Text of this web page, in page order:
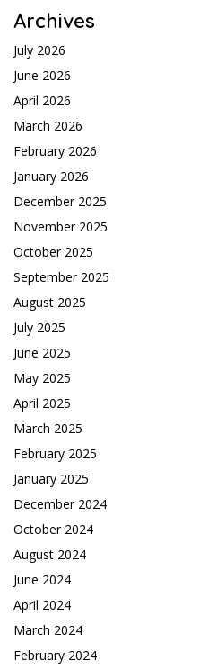
Archives
July 2026
June 2026
April 2026
March 2026
February 2026
January 2026
December 2025
November 2025
October 2025
September 2025
August 2025
July 2025
June 2025
May 2025
April 2025
March 2025
February 2025
January 2025
December 2024
October 2024
August 2024
June 2024
April 2024
March 2024
February 2024